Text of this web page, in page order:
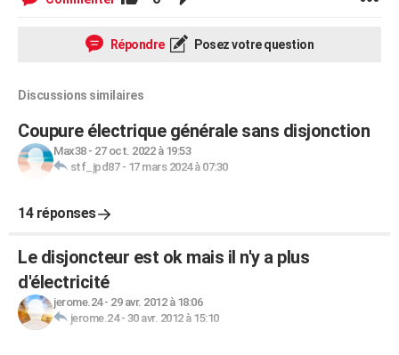
Répondre Posez votre question
Discussions similaires
Coupure électrique générale sans disjonction
Max38- 27 oct. 2022 à 19:53
stf_jpd87- 17 mars 2024 à 07:30
14 réponses
Le disjoncteur est ok mais il n'y a plus
d'électricité
jerome.24- 29 avr. 2012 à 18:06
jerome.24- 30 avr. 2012 à 15:10